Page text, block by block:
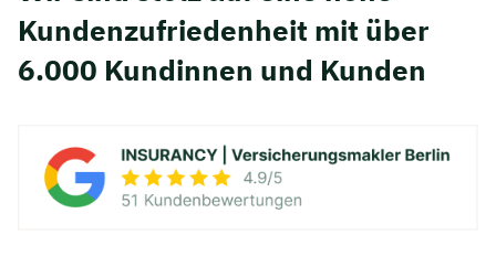
Kunden­zufriedenheit mit über
6.000 Kundinnen und Kunden